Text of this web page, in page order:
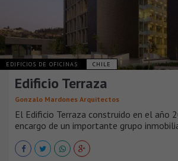
EDIFICIOS DE OFICINAS CHILE
Edificio Terraza
Gonzalo Mardones Arquitectos
El Edificio Terraza construido en el año
encargo de un importante grupo